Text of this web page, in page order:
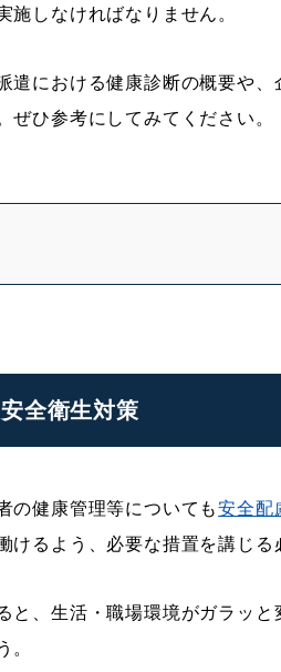
施しなければなりません。
遣における健康診断の概要や、
ぜひ参考にしてみてください。
全衛生対策
の健康管理等についても安全配
けるよう、必要な措置を講じる
と、生活・職場環境がガラッ
。